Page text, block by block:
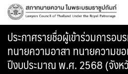
Skip
ประกาศรายชื่อผู้เข้าร่วมการอบ
ทนายความอาสา ทนายความขอ
ปีงบประมาณ พ.ศ. 2568 (จังห